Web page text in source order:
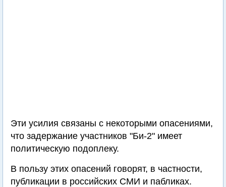
Эти усилия связаны с некоторыми опасениями,
что задержание участников "Би-2" имеет
политическую подоплеку.
В пользу этих опасений говорят, в частности,
публикации в российских СМИ и пабликах.